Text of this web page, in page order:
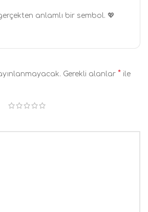
anlamlı bir sembol. 💖
Gerekli alanlar * ile